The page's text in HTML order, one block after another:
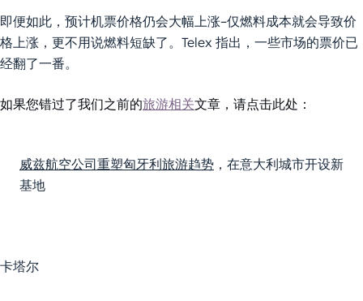
即便如此，预计机票价格仍会大幅上涨–仅燃料成本就会导致价
格上涨，更不用说燃料短缺了。Telex 指出，一些市场的票价已
经翻了一番。
如果您错过了我们之前的旅游相关文章，请点击此处：
威兹航空公司重塑匈牙利旅游趋势 ，在意大利城市开设新
基地
卡塔尔